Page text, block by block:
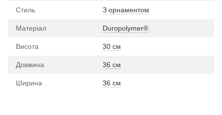
Стиль З орнаментом
Матеріал Duropolymer® ‎
Висота 30 см
Довжина 36 см
Ширина 36 см